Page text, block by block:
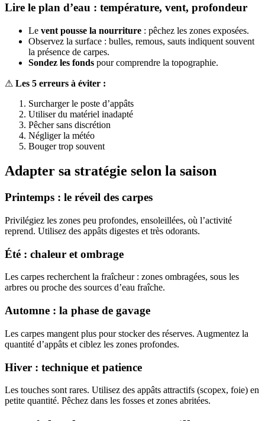
Lire le plan d’eau : température, vent, profondeur
Le vent pousse la nourriture : pêchez les zones exposées.
Observez la surface : bulles, remous, sauts indiquent souvent
la présence de carpes.
Sondez les fonds pour comprendre la topographie.
⚠ Les 5 erreurs à éviter :
Surcharger le poste d’appâts
Utiliser du matériel inadapté
Pêcher sans discrétion
Négliger la météo
Bouger trop souvent
Adapter sa stratégie selon la saison
Printemps : le réveil des carpes
Privilégiez les zones peu profondes, ensoleillées, où l’activité
reprend. Utilisez des appâts digestes et très odorants.
Été : chaleur et ombrage
Les carpes recherchent la fraîcheur : zones ombragées, sous les
arbres ou proche des sources d’eau fraîche.
Automne : la phase de gavage
Les carpes mangent plus pour stocker des réserves. Augmentez la
quantité d’appâts et ciblez les zones profondes.
Hiver : technique et patience
Les touches sont rares. Utilisez des appâts attractifs (scopex, foie) en
petite quantité. Pêchez dans les fosses et zones abritées.